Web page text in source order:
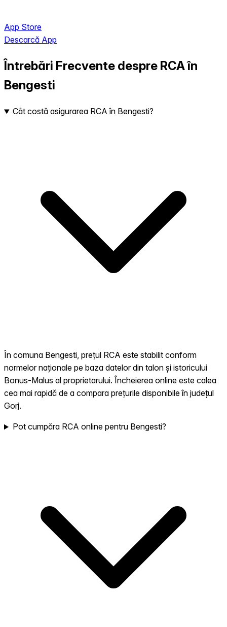
App Store
Descarcă App
Întrebări Frecvente despre RCA în
Bengesti
Cât costă asigurarea RCA în Bengesti?
În comuna Bengesti, prețul RCA este stabilit conform
normelor naționale pe baza datelor din talon și istoricului
Bonus-Malus al proprietarului. Încheierea online este calea
cea mai rapidă de a compara prețurile disponibile în județul
Gorj.
Pot cumpăra RCA online pentru Bengesti?